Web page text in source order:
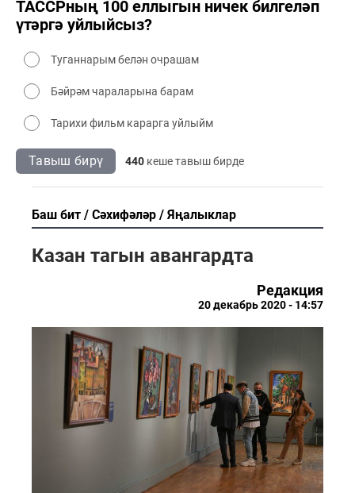
ТАССРның 100 еллыгын ничек билгеләп
үтәргә уйлыйсыз?
Туганнарым белән очрашам
Бәйрәм чараларына барам
Тарихи фильм карарга уйлыйм
Тавыш бирү 440 кеше тавыш бирде
Баш бит Сәхифәләр Яңалыклар
Казан тагын авангардта
Редакция
20 декабрь 2020 - 14:57